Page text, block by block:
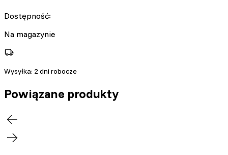
Dostępność:
Na magazynie
Wysyłka: 2 dni robocze
Powiązane produkty